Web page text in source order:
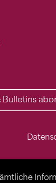
Bulletins